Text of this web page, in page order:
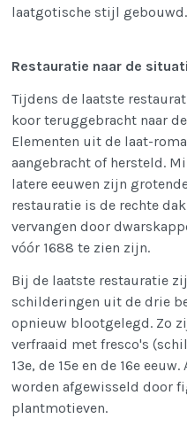
laatgotische stijl gebouwd.
Restauratie naar de
Tijdens de laatste
koor teruggebracht naar
Elementen uit de laat-
aangebracht of hersteld.
latere eeuwen zijn
restauratie is de rechte
vervangen door
vóór 1688 te zien zijn.
Bij de laatste restauratie
schilderingen uit de drie
opnieuw blootgelegd. Zo
verfraaid met fresco's
13e, de 15e en de 16e
worden afgewisseld door
plantmotieven.